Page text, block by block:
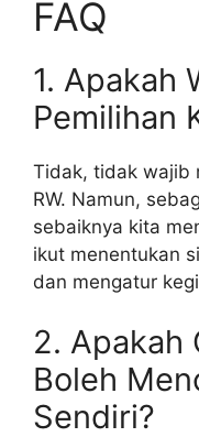
FAQ
1. Apakah
Pemilihan
Tidak, tidak wajib
RW. Namun,
sebaiknya kita
ikut menentukan
dan mengatur
2. Apakah
Boleh
Sendiri?